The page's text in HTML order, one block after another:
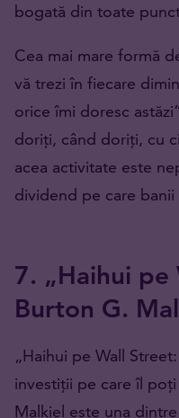
bogată din toate
Cea mai mare formă
vă trezi în fiecare
orice îmi doresc
doriți, când doriți, cu
acea activitate este
dividend pe care
7. „Haihui pe
Burton G.
„Haihui pe Wall
investiții pe care îl
Malkiel este una